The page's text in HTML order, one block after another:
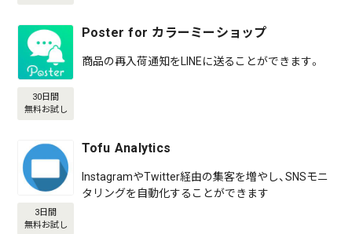
30日間
無料お試し
Poster for カラーミーショップ
商品の再入荷通知をLINEに送ることができます。
3日間
無料お試し
Tofu Analytics
InstagramやTwitter経由の集客を増やし、SNSモニ
タリングを自動化することができます